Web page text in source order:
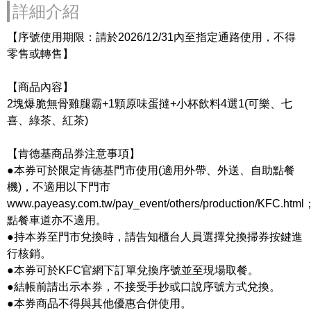
詳細介紹
【序號使用期限：請於2026/12/31內至指定通路使用，不得
零售或轉售】
【商品內容】
2塊爆脆無骨雞腿霸+1顆原味蛋撻+小杯飲料4選1(可樂、七
喜、綠茶、紅茶)
【肯德基商品券注意事項】
●本券可於限定肯德基門市使用(適用外帶、外送、自助點餐
機)，不適用以下門市
www.payeasy.com.tw/pay_event/others/production/KFC.html
點餐車道亦不適用。
●持本券至門市兌換時，請告知櫃台人員選擇兌換掃券按鍵進
行核銷。
●本券可於KFC官網下訂單兌換序號並至現場取餐。
●結帳前請出示本券，不接受手抄或口說序號方式兌換。
●本券商品不得與其他優惠合併使用。